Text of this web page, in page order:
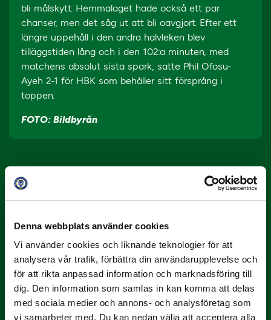
Denna webbplats använder cookies
Vi använder cookies och liknande teknologier för att
analysera vår trafik, förbättra din användarupplevelse och
för att rikta anpassad information och marknadsföring till
dig. Den information som samlas in kan komma att delas
med sociala medier och annons- och analysföretag som
vi samarbeter med. Du kan nedan välja att acceptera alla
bli målskytt. Hemmalaget hade också ett par
chanser, men det såg ut att bli oavgjort. Efter ett
längre uppehåll i den andra halvleken blev
tilläggstiden lång och i den 102:a minuten, med
matchens absolut sista spark, satte Phil Ofosu-
Ayeh 2-1 för HBK som behåller sitt försprång i
toppen.
FOTO: Bildbyrån
10 JULI
Dubbla Landskrona-priser när juni
summeras
"Vilken…